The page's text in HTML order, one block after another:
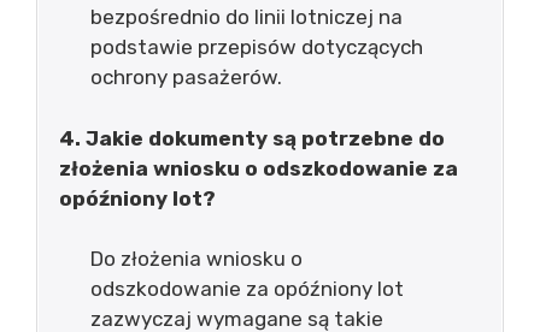
bezpośrednio do linii lotniczej na
podstawie przepisów dotyczących
ochrony pasażerów.
4. Jakie dokumenty są potrzebne do
złożenia wniosku o odszkodowanie za
opóźniony lot?
Do złożenia wniosku o
odszkodowanie za opóźniony lot
zazwyczaj wymagane są takie